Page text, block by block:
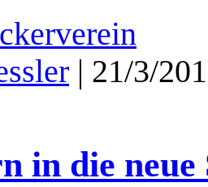
| 21/3/
in die neue